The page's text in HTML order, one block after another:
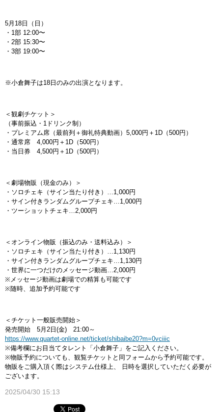
5月18日（日）
・1部 12:00〜
・2部 15:30〜
・3部 19:00〜
※小倉舞子は18日のみの出演となります。
＜観劇チケット＞
（事前振込・1ドリンク制）
・プレミアム席（最前列＋御礼特典動画）5,000円＋1D（500円）
・通常席 4,000円＋1D（500円）
・当日券 4,500円＋1D（500円）
＜劇場物販（現金のみ）＞
・ソロチェキ（サイン当たり付き）…1,000円
・サイン付きランダムグループチェキ…1,000円
・ツーショットチェキ…2,000円
＜オンライン物販（振込のみ・送料込み）＞
・ソロチェキ（サイン当たり付き）…1,130円
・サイン付きランダムグループチェキ…1,130円
・世界に一つだけのメッセージ動画…2,000円
※メッセージ動画は劇場での精算も可能です
※随時、追加予約可能です
＜チケット一般販売開始＞
発売開始 5月2日(金) 21:00～
https://www.quartet-online.net/ticket/shibaibe20?m=0vciiic
※備考欄にお目当てタレント「小倉舞子」をご記入ください。
※物販予約についても、観覧チケットと同フォームから予約可能です。
物販をご購入頂く際はシステム仕様上、 日時を選択していただく必要が
ございます。
2025/04/30 15:13